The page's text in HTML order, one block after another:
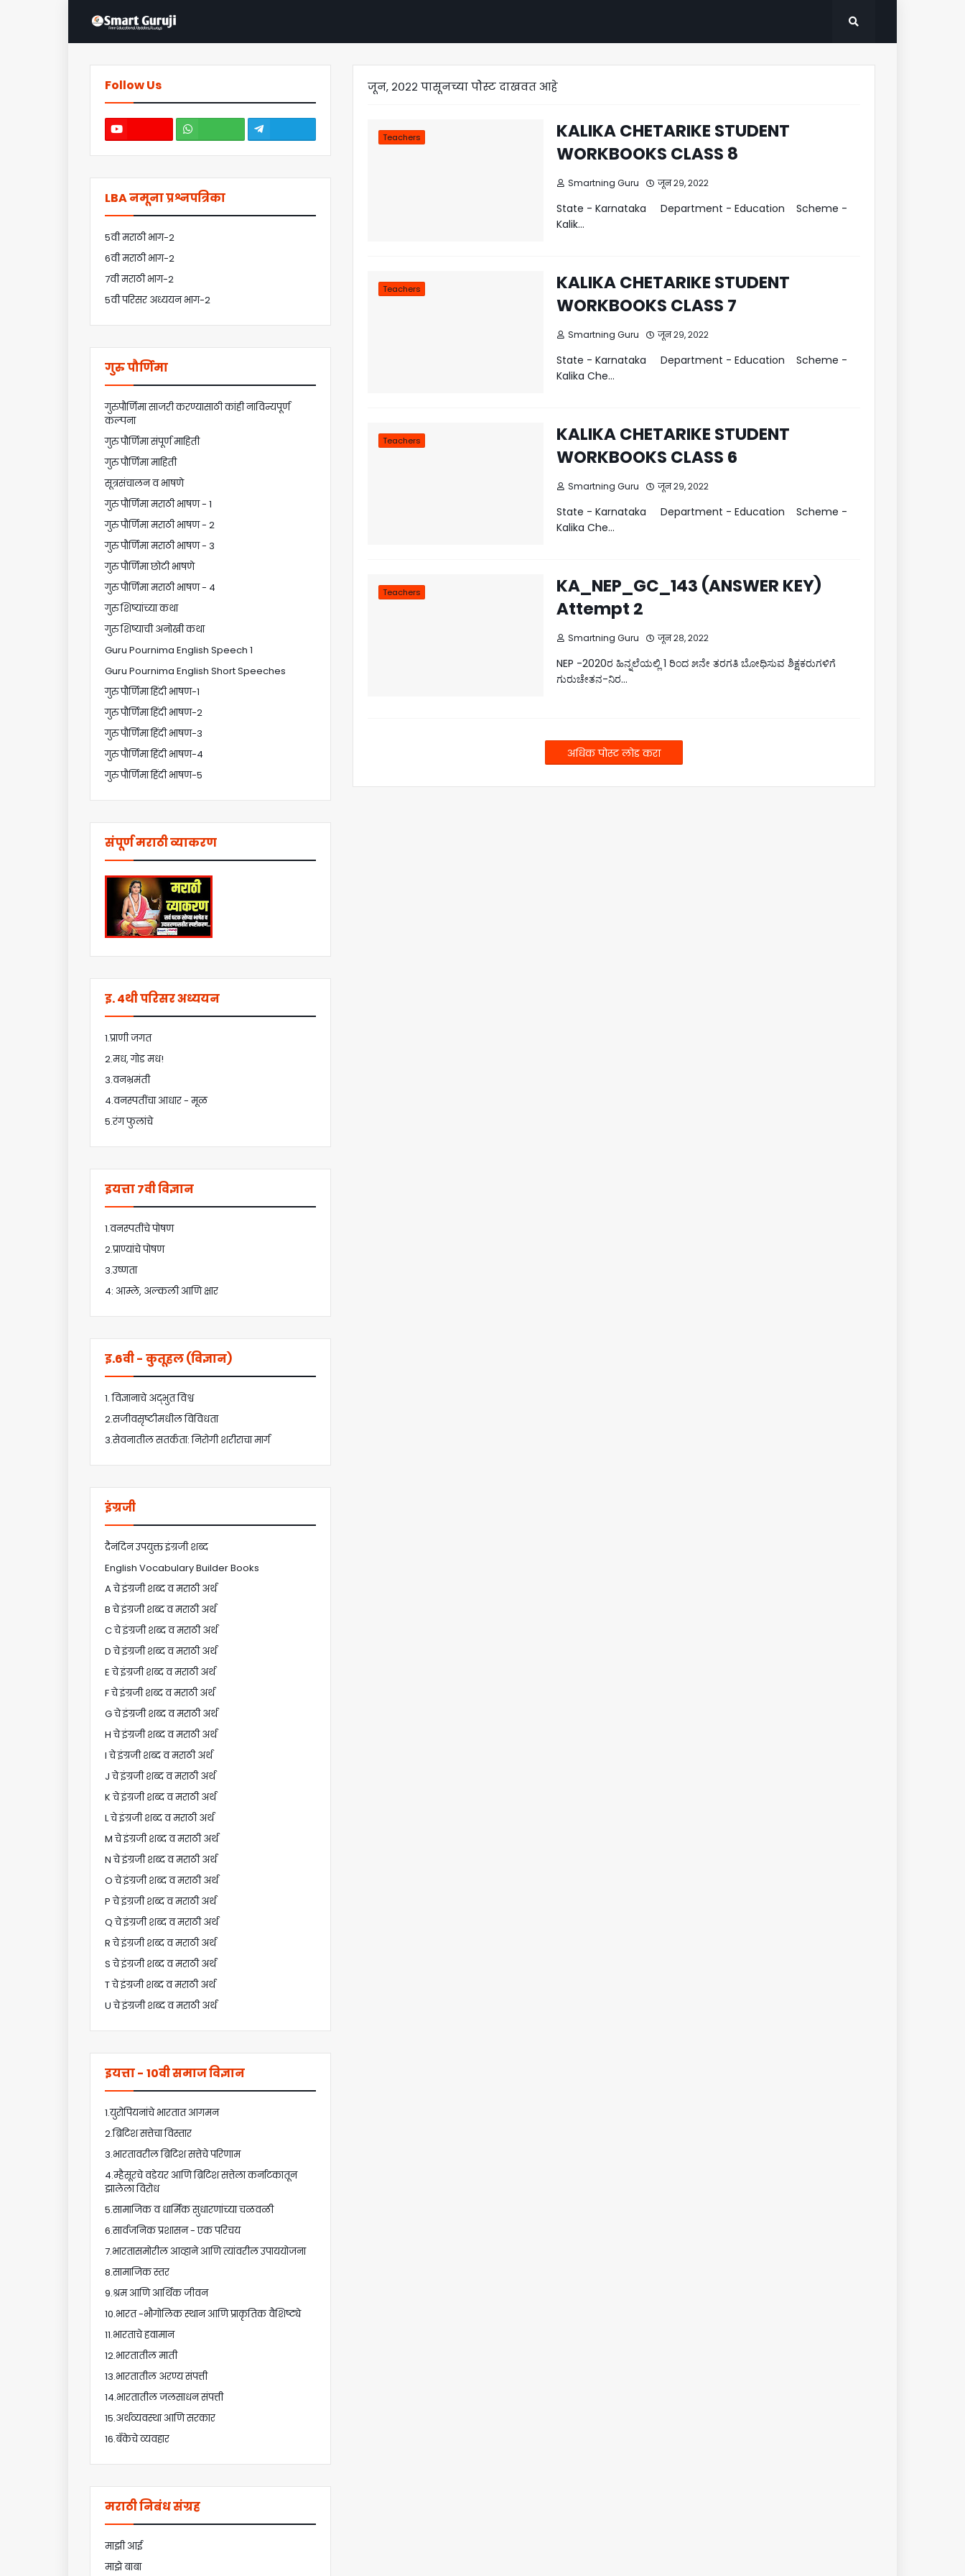
जून, २०२२ पासूनच्या पोेस्ट दाखवत आहे
Teachers
KALIKA CHETARIKE STUDENT
WORKBOOKS CLASS 8
Smartning Guru जून २९, २०२२
State - Karnataka Department - Education Scheme -
Kalik…
Teachers
KALIKA CHETARIKE STUDENT
WORKBOOKS CLASS 7
Smartning Guru जून २९, २०२२
State - Karnataka Department - Education Scheme -
Kalika Che…
Teachers
KALIKA CHETARIKE STUDENT
WORKBOOKS CLASS 6
Smartning Guru जून २९, २०२२
State - Karnataka Department - Education Scheme -
Kalika Che…
Teachers
KA_NEP_GC_143 (ANSWER KEY)
Attempt 2
Smartning Guru जून २८, २०२२
NEP -2020ರ ಹಿನ್ನಲೆಯಲ್ಲಿ 1 ರಿಂದ ೫ನೇ ತರಗತಿ ಬೋಧಿಸುವ ಶಿಕ್ಷಕರುಗಳಿಗೆ
ಗುರುಚೇತನ-ನಿರ…
अधिक पोस्ट लोड करा
Follow Us
LBA नमूना प्रश्नपत्रिका
5वी मराठी भाग-2
6वी मराठी भाग-2
7वी मराठी भाग-2
5वी परिसर अध्ययन भाग-2
गुरु पौर्णिमा
गुरुपौर्णिमा साजरी करण्यासाठी कांही नाविन्यपूर्ण
कल्पना
गुरु पौर्णिमा संपूर्ण माहिती
गुरु पौर्णिमा माहिती
सूत्रसंचालन व भाषणे
गुरु पौर्णिमा मराठी भाषण - 1
गुरु पौर्णिमा मराठी भाषण - 2
गुरु पौर्णिमा मराठी भाषण - 3
गुरु पौर्णिमा छोटी भाषणे
गुरु पौर्णिमा मराठी भाषण - 4
गुरु शिष्यांच्या कथा
गुरु शिष्याची अनोखी कथा
Guru Pournima English Speech 1
Guru Pournima English Short Speeches
गुरु पौर्णिमा हिंदी भाषण-1
गुरु पौर्णिमा हिंदी भाषण-2
गुरु पौर्णिमा हिंदी भाषण-3
गुरु पौर्णिमा हिंदी भाषण-4
गुरु पौर्णिमा हिंदी भाषण-5
संपूर्ण मराठी व्याकरण
इ. 4थी परिसर अध्ययन
1.प्राणी जगत
2.मध, गोड मध!
3.वनभ्रमंती
4.वनस्पतींचा आधार - मूळ
5.रंग फुलांचे
इयत्ता 7वी विज्ञान
1.वनस्पतींचे पोषण
2.प्राण्यांचे पोषण
3.उष्णता
4: आम्ले, अल्कली आणि क्षार
इ.6वी - कुतूहल (विज्ञान)
1. विज्ञानाचे अद्भुत विश्व
2.सजीवसृष्टीमधील विविधता
3.सेवनातील सतर्कता: निरोगी शरीराचा मार्ग
इंग्रजी
दैनंदिन उपयुक्त इंग्रजी शब्द
English Vocabulary Builder Books
A चे इंग्रजी शब्द व मराठी अर्थ
B चे इंग्रजी शब्द व मराठी अर्थ
C चे इंग्रजी शब्द व मराठी अर्थ
D चे इंग्रजी शब्द व मराठी अर्थ
E चे इंग्रजी शब्द व मराठी अर्थ
F चे इंग्रजी शब्द व मराठी अर्थ
G चे इंग्रजी शब्द व मराठी अर्थ
H चे इंग्रजी शब्द व मराठी अर्थ
I चे इंग्रजी शब्द व मराठी अर्थ
J चे इंग्रजी शब्द व मराठी अर्थ
K चे इंग्रजी शब्द व मराठी अर्थ
L चे इंग्रजी शब्द व मराठी अर्थ
M चे इंग्रजी शब्द व मराठी अर्थ
N चे इंग्रजी शब्द व मराठी अर्थ
O चे इंग्रजी शब्द व मराठी अर्थ
P चे इंग्रजी शब्द व मराठी अर्थ
Q चे इंग्रजी शब्द व मराठी अर्थ
R चे इंग्रजी शब्द व मराठी अर्थ
S चे इंग्रजी शब्द व मराठी अर्थ
T चे इंग्रजी शब्द व मराठी अर्थ
U चे इंग्रजी शब्द व मराठी अर्थ
इयत्ता - 10वी समाज विज्ञान
1.युरोपियनांचे भारतात आगमन
2.ब्रिटिश सत्तेचा विस्तार
3.भारतावरील ब्रिटिश सत्तेचे परिणाम
4.म्हैसूरचे वडेयर आणि ब्रिटिश सत्तेला कर्नाटकातून
झालेला विरोध
5.सामाजिक व धार्मिक सुधारणांच्या चळवळी
6.सार्वजनिक प्रशासन - एक परिचय
7.भारतासमोरील आव्हाने आणि त्यांवरील उपाययोजना
8.सामाजिक स्तर
9.श्रम आणि आर्थिक जीवन
10.भारत -भौगोलिक स्थान आणि प्राकृतिक वैशिष्ट्ये
11.भारताचे हवामान
12.भारतातील माती
13.भारतातील अरण्य संपत्ती
14.भारतातील जलसाधन संपत्ती
15.अर्थव्यवस्था आणि सरकार
16.बँकेचे व्यवहार
मराठी निबंध संग्रह
माझी आई
माझे बाबा